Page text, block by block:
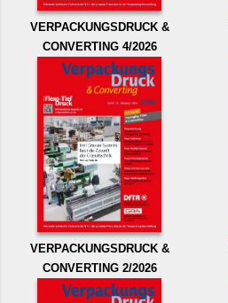
VERPACKUNGSDRUCK &
CONVERTING 4/2026
VERPACKUNGSDRUCK &
CONVERTING 2/2026